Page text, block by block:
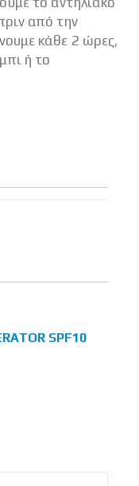
από την
κάθε 2 ώρες,
ή το
SPF10